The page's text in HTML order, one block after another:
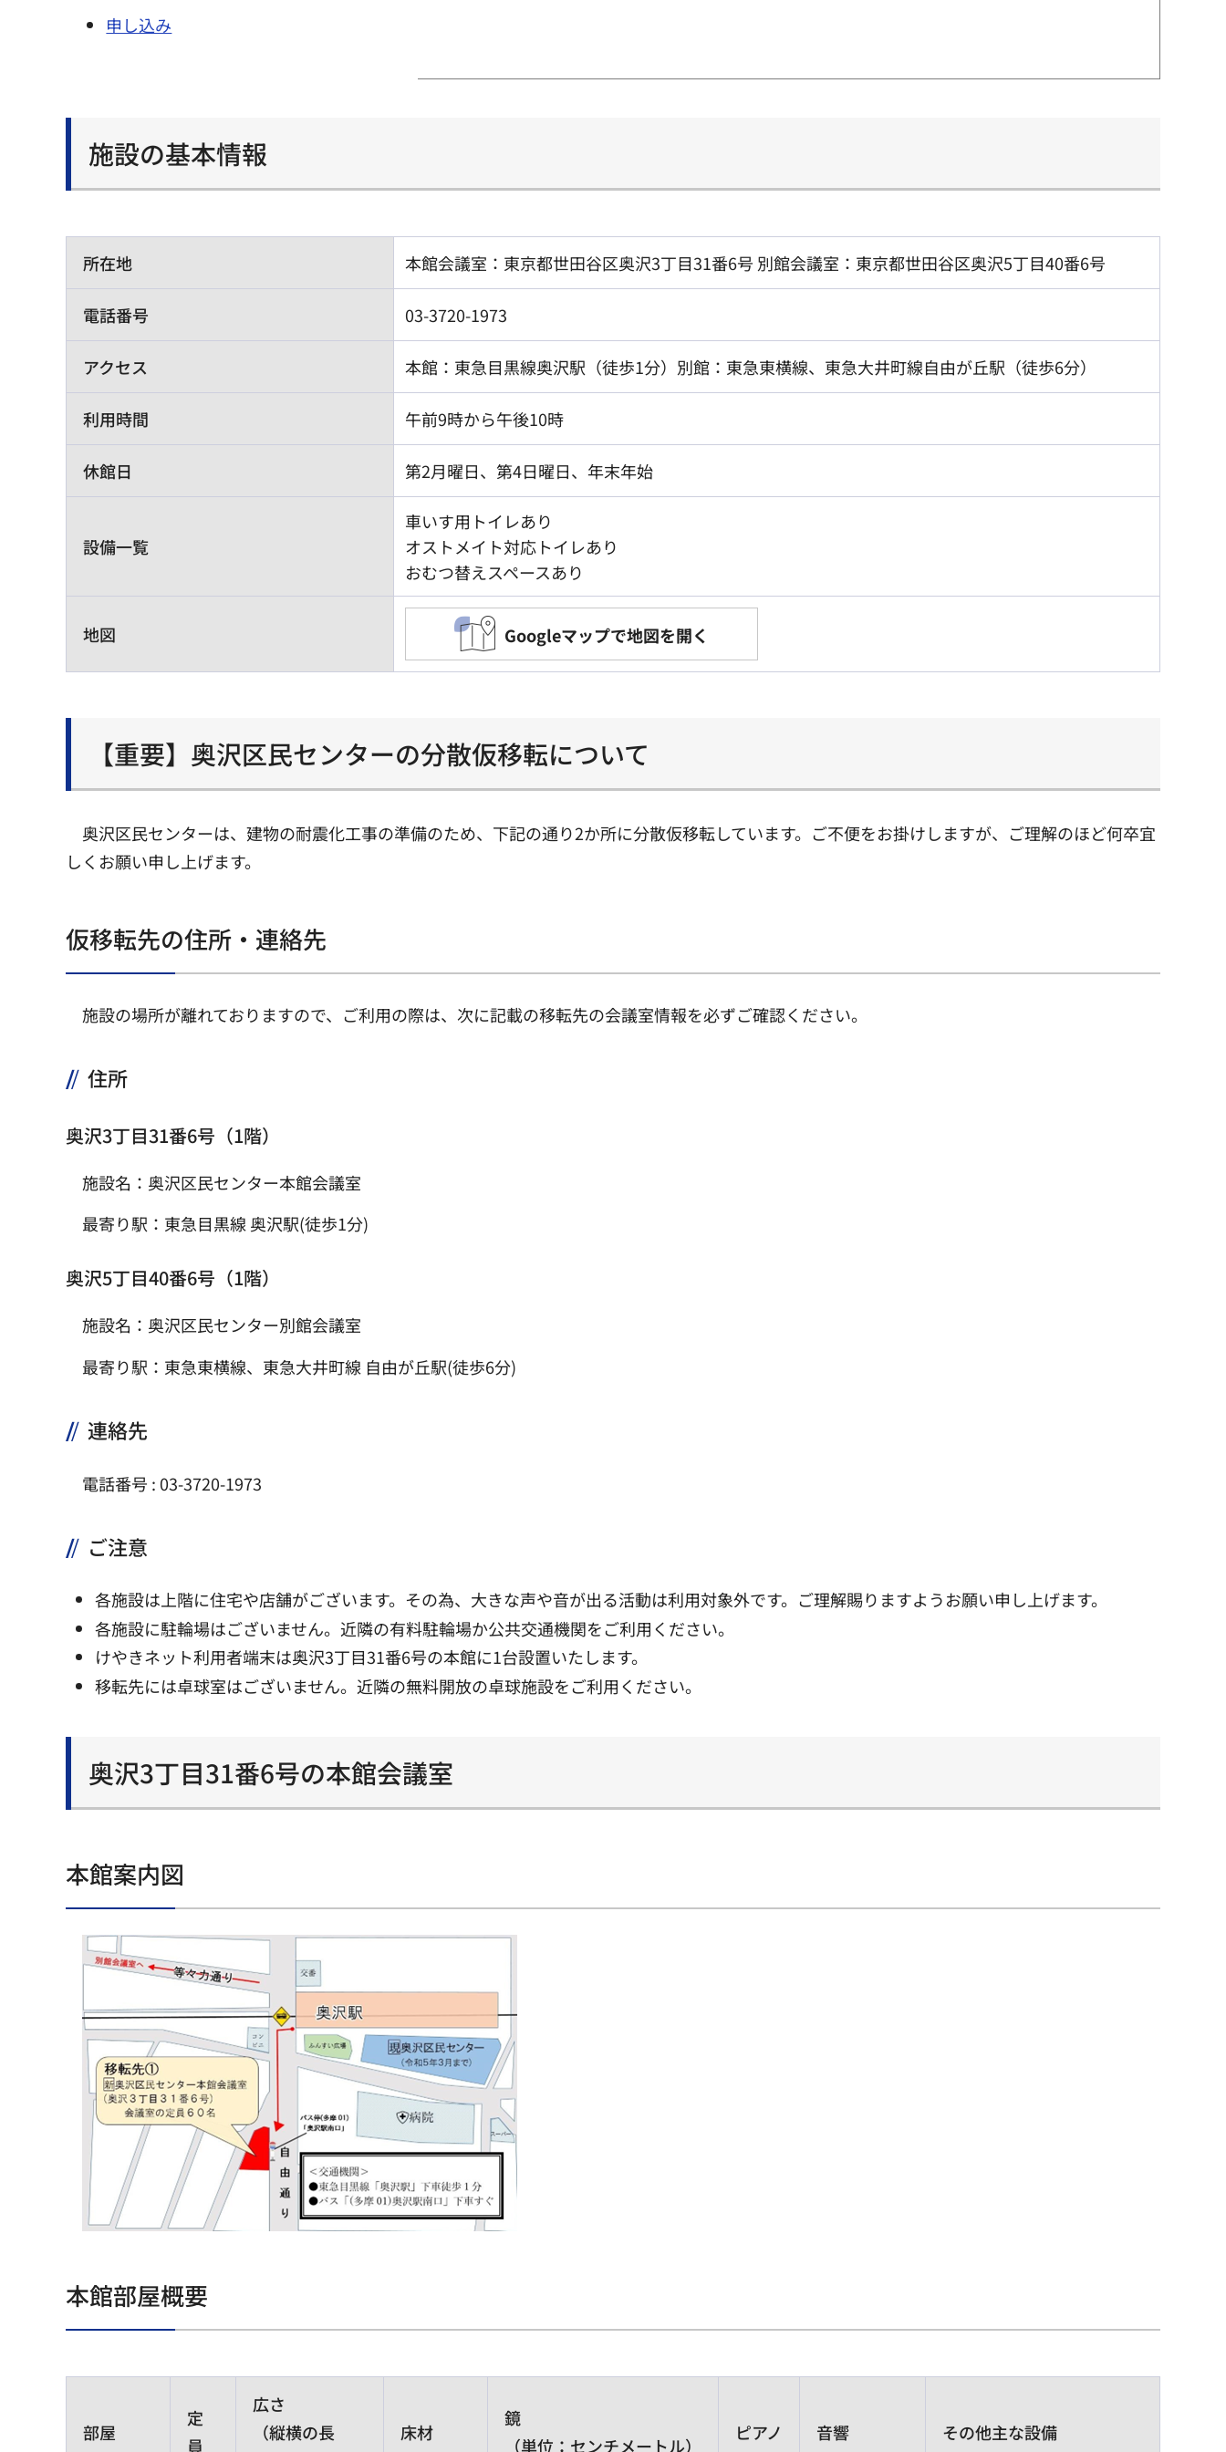
申し込み
施設の基本情報
所在地 本館会議室：東京都世田谷区奥沢3丁目31番6号 別館会議室：東京都世田谷区奥沢5丁目40番6号
電話番号 03-3720-1973
アクセス 本館：東急目黒線奥沢駅（徒歩1分）別館：東急東横線、東急大井町線自由が丘駅（徒歩6分）
利用時間 午前9時から午後10時
休館日 第2月曜日、第4日曜日、年末年始
設備一覧
車いす用トイレあり
オストメイト対応トイレあり
おむつ替えスペースあり
地図 Googleマップで地図を開く
【重要】奥沢区民センターの分散仮移転について
奥沢区民センターは、建物の耐震化工事の準備のため、下記の通り2か所に分散仮移転しています。ご不便をお掛けしますが、ご理解のほど何卒宜
しくお願い申し上げます。
仮移転先の住所・連絡先
施設の場所が離れておりますので、ご利用の際は、次に記載の移転先の会議室情報を必ずご確認ください。
住所
奥沢3丁目31番6号（1階）
施設名：奥沢区民センター本館会議室
最寄り駅：東急目黒線 奥沢駅(徒歩1分)
奥沢5丁目40番6号（1階）
施設名：奥沢区民センター別館会議室
最寄り駅：東急東横線、東急大井町線 自由が丘駅(徒歩6分)
連絡先
電話番号 : 03-3720-1973
ご注意
各施設は上階に住宅や店舗がございます。その為、大きな声や音が出る活動は利用対象外です。ご理解賜りますようお願い申し上げます。
各施設に駐輪場はございません。近隣の有料駐輪場か公共交通機関をご利用ください。
けやきネット利用者端末は奥沢3丁目31番6号の本館に1台設置いたします。
移転先には卓球室はございません。近隣の無料開放の卓球施設をご利用ください。
奥沢3丁目31番6号の本館会議室
本館案内図
本館部屋概要
部屋
定
員
広さ
（縦横の長
床材
鏡
（単位：センチメートル）
ピアノ 音響 その他主な設備